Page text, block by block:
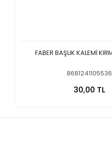
8681241105536
30,00 TL